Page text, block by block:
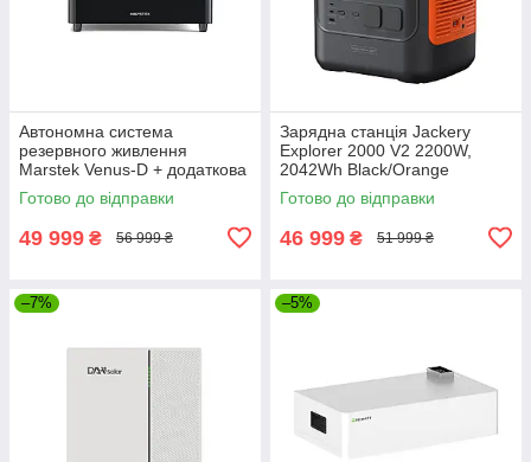
Автономна система
резервного живлення
Marstek Venus-D + додаткова
батарея Venus-D Battery
2200 Вт (Venus-D + Venus-D
Готово до відправки
49 999 ₴ 56 999 ₴
Зарядна станція Jackery
Explorer 2000 V2 2200W,
2042Wh Black/Orange
Готово до відправки
46 999 ₴ 51 999 ₴
–7% –5%